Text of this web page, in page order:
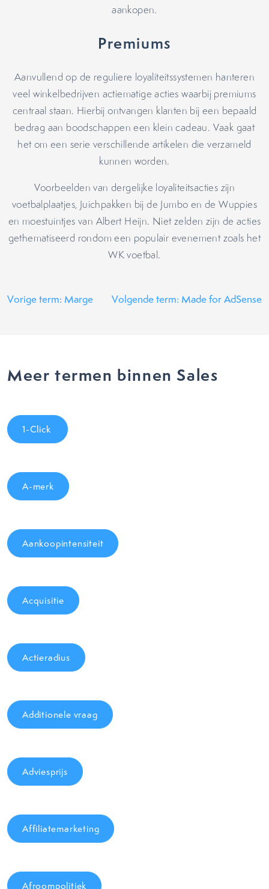
aankopen.
Premiums
Aanvullend op de reguliere loyaliteitssystemen hanteren
veel winkelbedrijven actiematige acties waarbij premiums
centraal staan. Hierbij ontvangen klanten bij een bepaald
bedrag aan boodschappen een klein cadeau. Vaak gaat
het om een serie verschillende artikelen die verzameld
kunnen worden.
Voorbeelden van dergelijke loyaliteitsacties zijn
voetbalplaatjes, Juichpakken bij de Jumbo en de Wuppies
en moestuintjes van Albert Heijn. Niet zelden zijn de acties
gethematiseerd rondom een populair evenement zoals het
WK voetbal.
Vorige term: Marge Volgende term: Made for AdSense
Meer termen binnen Sales
1-Click
A-merk
Aankoopintensiteit
Acquisitie
Actieradius
Additionele vraag
Adviesprijs
Affiliatemarketing
Afroompolitiek